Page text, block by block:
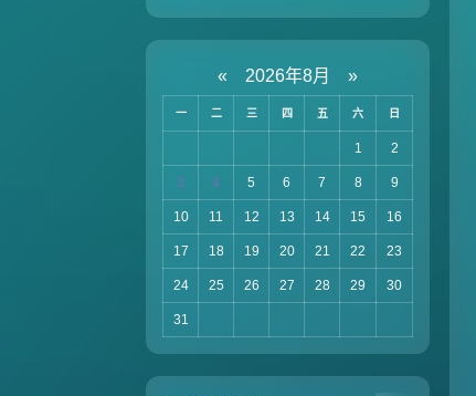
« 2026年8月 »
一 二 三 四 五 六 日
1 2
3 4 5 6 7 8 9
10 11 12 13 14 15 16
17 18 19 20 21 22 23
24 25 26 27 28 29 30
31